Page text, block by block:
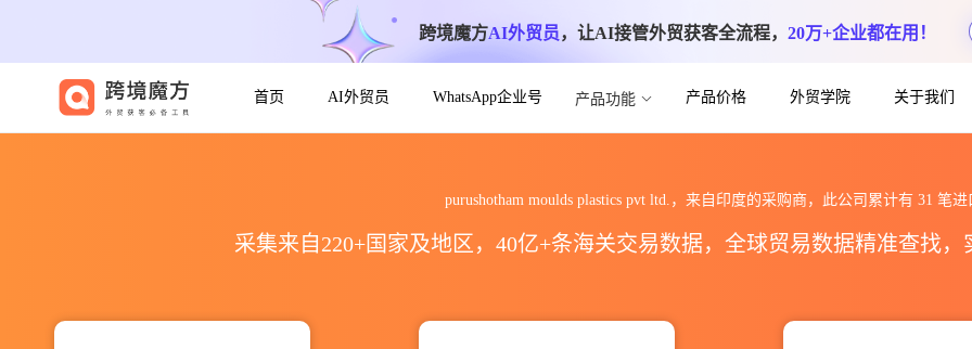
跨境魔方AI外贸员，让AI接管外贸获客全流程， 20万+企业都在用！
首页 AI外贸员 WhatsApp企业号 产品功能 产品价格 外贸学院 关于我们
purushotham moulds plastics pvt ltd.，来自印度的采购商，此公司累计有 31 笔进
采集来自220+国家及地区，40亿+条海关交易数据，全球贸易数据精准查找